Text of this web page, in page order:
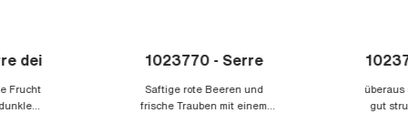
dei
Frucht
1023770 - Serre
Dolci Rosso - lieblich
-
Saftige rote Beeren und
frische Trauben mit einem
gut